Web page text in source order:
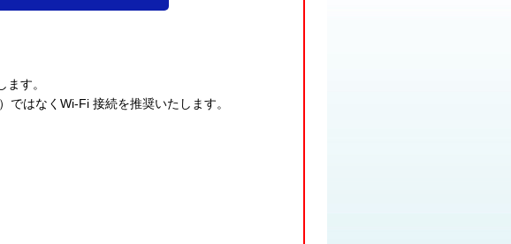
す。
はなくWi-Fi 接続を推奨いたします。